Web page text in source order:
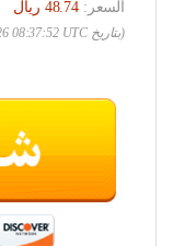
السعر:
‏48.74 ريال
(بتاريخ May 29, 2026 08:37:52 UTC –